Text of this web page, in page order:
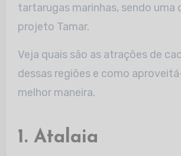
tartarugas marinhas, sendo uma
projeto Tamar.
Veja quais são as atrações de
dessas regiões e como
melhor maneira.
1. Atalaia